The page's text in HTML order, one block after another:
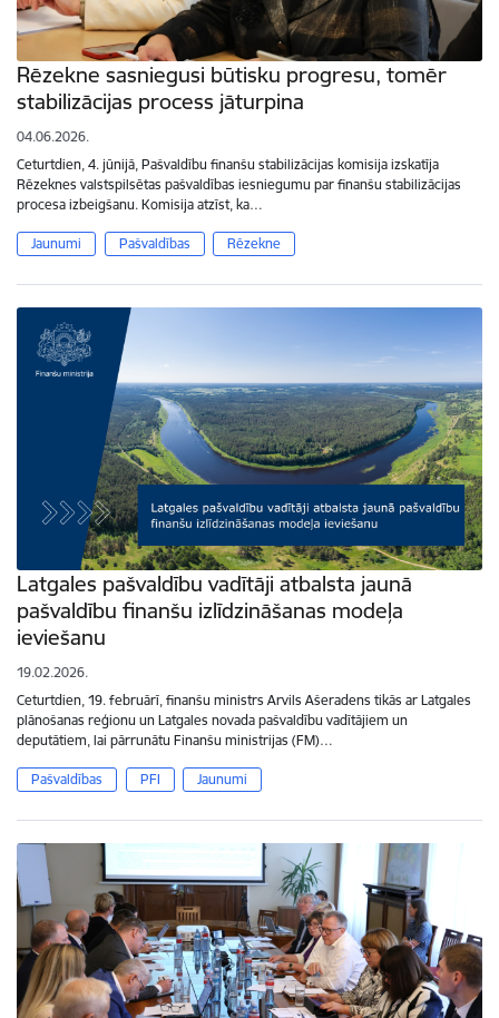
Rēzekne sasniegusi būtisku progresu, tomēr
stabilizācijas process jāturpina
04.06.2026.
Ceturtdien, 4. jūnijā, Pašvaldību finanšu stabilizācijas komisija izskatīja
Rēzeknes valstspilsētas pašvaldības iesniegumu par finanšu stabilizācijas
procesa izbeigšanu. Komisija atzīst, ka…
Jaunumi Pašvaldības Rēzekne
Latgales pašvaldību vadītāji atbalsta jaunā
pašvaldību finanšu izlīdzināšanas modeļa
ieviešanu
19.02.2026.
Ceturtdien, 19. februārī, finanšu ministrs Arvils Ašeradens tikās ar Latgales
plānošanas reģionu un Latgales novada pašvaldību vadītājiem un
deputātiem, lai pārrunātu Finanšu ministrijas (FM)…
Pašvaldības PFI Jaunumi